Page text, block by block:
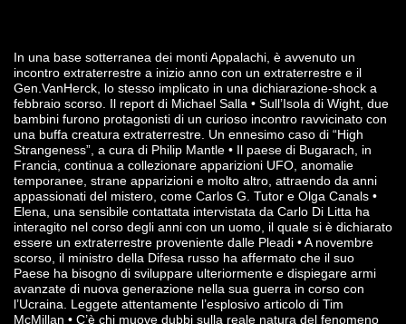
In una base sotterranea dei monti Appalachi, è avvenuto un
incontro extraterrestre a inizio anno con un extraterrestre e il
Gen.VanHerck, lo stesso implicato in una dichiarazione-shock a
febbraio scorso. Il report di Michael Salla • Sull’Isola di Wight, due
bambini furono protagonisti di un curioso incontro ravvicinato con
una buffa creatura extraterrestre. Un ennesimo caso di “High
Strangeness”, a cura di Philip Mantle • Il paese di Bugarach, in
Francia, continua a collezionare apparizioni UFO, anomalie
temporanee, strane apparizioni e molto altro, attraendo da anni
appassionati del mistero, come Carlos G. Tutor e Olga Canals •
Elena, una sensibile contattata intervistata da Carlo Di Litta ha
interagito nel corso degli anni con un uomo, il quale si è dichiarato
essere un extraterrestre proveniente dalle Pleadi • A novembre
scorso, il ministro della Difesa russo ha affermato che il suo
Paese ha bisogno di sviluppare ulteriormente e dispiegare armi
avanzate di nuova generazione nella sua guerra in corso con
l’Ucraina. Leggete attentamente l’esplosivo articolo di Tim
McMillan • C’è chi muove dubbi sulla reale natura del fenomeno